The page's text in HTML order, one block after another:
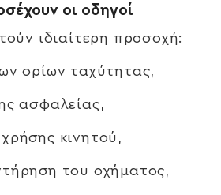
οι οδηγοί
ιδιαίτερη προσοχή:
ορίων ταχύτητας,
ασφαλείας,
κινητού,
του οχήματος,